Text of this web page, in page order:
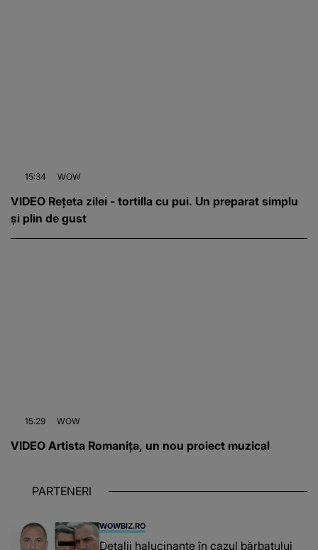
15:34 WOW
VIDEO Rețeta zilei - tortilla cu pui. Un preparat simplu
și plin de gust
15:29 WOW
VIDEO Artista Romanița, un nou proiect muzical
PARTENERI
WOWBIZ.RO
Detalii halucinante în cazul bărbatului